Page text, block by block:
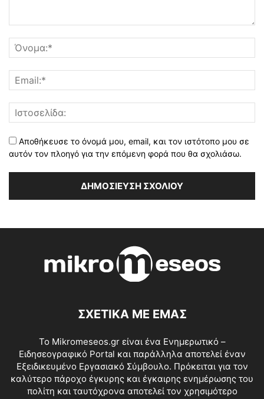
Αποθήκευσε το όνομά μου, email, και τον ιστότοπο μου σε
αυτόν τον πλοηγό για την επόμενη φορά που θα σχολιάσω.
ΣΧΕΤΙΚΑ ΜΕ ΕΜΑΣ
Το Mikromeseos.gr είναι ένα Ενημερωτικό –
Ειδησεογραφικό Portal και παράλληλα αποτελεί έναν
Εξειδικευμένο Εργασιακό Σύμβουλο. Πρόκειται για τον
καλύτερο πάροχο έγκυρης και έγκαιρης ενημέρωσης του
πολίτη και ταυτόχρονα αποτελεί τον χρησιμότερο